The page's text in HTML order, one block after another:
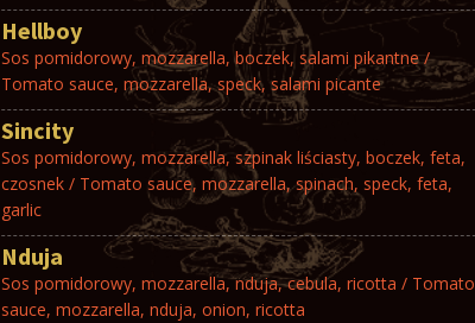
Hellboy
Sos pomidorowy, mozzarella, boczek, salami pikantne /
Tomato sauce, mozzarella, speck, salami picante
Sincity
Sos pomidorowy, mozzarella, szpinak liściasty, boczek, feta,
czosnek / Tomato sauce, mozzarella, spinach, speck, feta,
garlic
Nduja
Sos pomidorowy, mozzarella, nduja, cebula, ricotta / Tomato
sauce, mozzarella, nduja, onion, ricotta